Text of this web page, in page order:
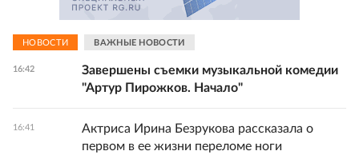
НОВОСТИ ВАЖНЫЕ НОВОСТИ
16:42
Завершены съемки музыкальной комедии
"Артур Пирожков. Начало"
16:41
Актриса Ирина Безрукова рассказала о
первом в ее жизни переломе ноги